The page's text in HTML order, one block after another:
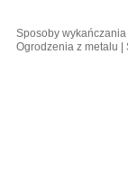
Sposoby
Ogrodzenia z metalu